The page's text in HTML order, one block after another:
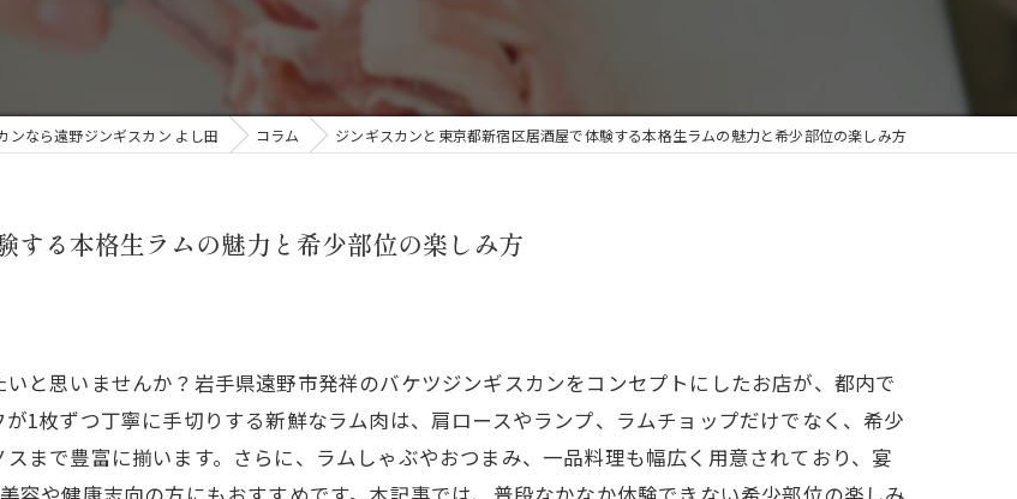
ンなら遠野ジンギスカン よし田 コラム ジンギスカンと東京都新宿区居酒屋で体験する本格生ラムの魅力と希少部位の楽しみ方
する本格生ラムの魅力と希少部位の楽しみ方
と思いませんか？岩手県遠野市発祥のバケツジンギスカンをコンセプトにしたお店が、都内で
1枚ずつ丁寧に手切りする新鮮なラム肉は、肩ロースやランプ、ラムチョップだけでなく、希少
まで豊富に揃います。さらに、ラムしゃぶやおつまみ、一品料理も幅広く用意されており、宴